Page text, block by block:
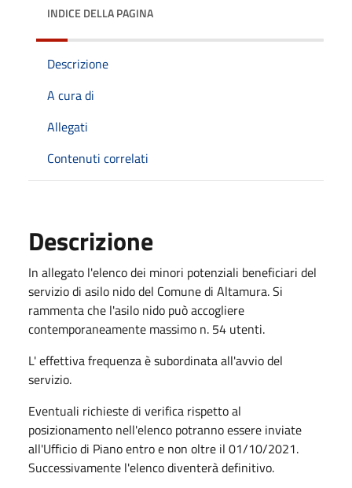
INDICE DELLA PAGINA
Descrizione
A cura di
Allegati
Contenuti correlati
Descrizione
In allegato l'elenco dei minori potenziali beneficiari del
servizio di asilo nido del Comune di Altamura. Si
rammenta che l'asilo nido può accogliere
contemporaneamente massimo n. 54 utenti.
L' effettiva frequenza è subordinata all'avvio del
servizio.
Eventuali richieste di verifica rispetto al
posizionamento nell'elenco potranno essere inviate
all'Ufficio di Piano entro e non oltre il 01/10/2021.
Successivamente l'elenco diventerà definitivo.